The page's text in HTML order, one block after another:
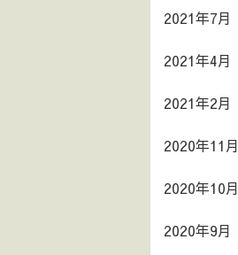
2021年7月
2021年4月
2021年2月
2020年11月
2020年10月
2020年9月